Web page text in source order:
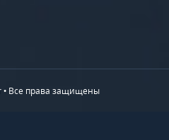
• Все права защищены